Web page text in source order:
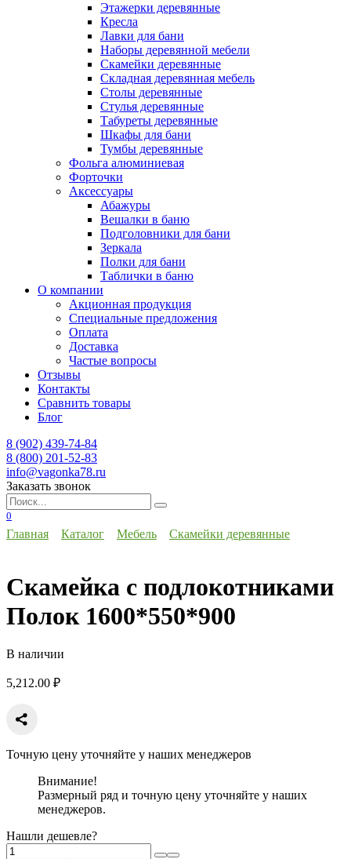
Этажерки деревянные
Кресла
Лавки для бани
Наборы деревянной мебели
Скамейки деревянные
Складная деревянная мебель
Столы деревянные
Стулья деревянные
Табуреты деревянные
Шкафы для бани
Тумбы деревянные
Фольга алюминиевая
Форточки
Аксессуары
Абажуры
Вешалки в баню
Подголовники для бани
Зеркала
Полки для бани
Таблички в баню
О компании
Акционная продукция
Специальные предложения
Оплата
Доставка
Частые вопросы
Отзывы
Контакты
Сравнить товары
Блог
8 (902) 439-74-84
8 (800) 201-52-83
info@vagonka78.ru
Заказать звонок
Искать:
0
Главная Каталог Мебель Скамейки деревянные
Скамейка с подлокотниками
Полок 1600*550*900
В наличии
5,212.00 ₽
Точную цену уточняйте у наших менеджеров
Внимание!
Размерный ряд и точную цену уточняйте у наших
менеджеров.
Нашли дешевле?
Количество